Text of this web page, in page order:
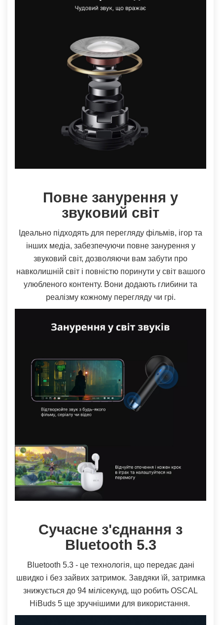
Повне занурення у
звуковий світ
Ідеально підходять для перегляду фільмів, ігор та
інших медіа, забезпечуючи повне занурення у
звуковий світ, дозволяючи вам забути про
навколишній світ і повністю поринути у світ вашого
улюбленого контенту. Вони додають глибини та
реалізму кожному перегляду чи грі.
Сучасне з'єднання з
Bluetooth 5.3
Bluetooth 5.3 - це технологія, що передає дані
швидко і без зайвих затримок. Завдяки їй, затримка
знижується до 94 мілісекунд, що робить OSCAL
HiBuds 5 ще зручнішими для використання.